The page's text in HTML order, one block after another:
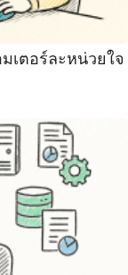
ตอร์ละหน่วยใจ